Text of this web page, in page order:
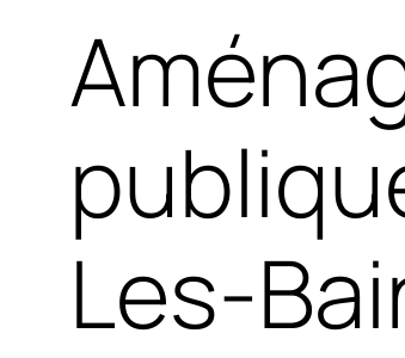
Les-